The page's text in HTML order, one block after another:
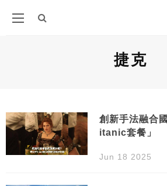
捷克
創新手法融合
itanic套餐」
Jun 18 2025